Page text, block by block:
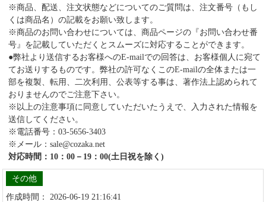
※商品、配送、注文状態などについてのご質問は、注文番号（もし
くは商品名）の記載をお願い致します。
※商品のお問い合わせについては、商品ページの『お問い合わせ番
号』を記載していただくとスムーズに対応することができます。
●弊社より送信するお客様へのE-mailでの回答は、お客様個人に宛て
てお送りするものです。弊社の許可なくこのE-mailの全体または一
部を複製、転用、二次利用、公表等する事は、著作法上認められて
おりませんのでご注意下さい。
※以上の注意事項に同意していただいたうえで、入力された情報を
送信してください。
※電話番号：03-5656-3403
※メール：sale@cozaka.net
対応時間：10：00－19：00(土日祝を除く)
その他
作成時間： 2026-06-19 21:16:41